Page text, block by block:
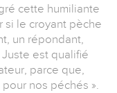
cette humiliante
si le croyant pèche
un répondant,
est qualifié
parce que,
nos péchés ».